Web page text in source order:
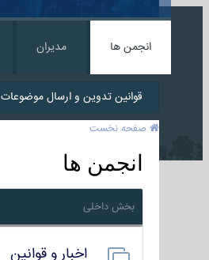
انجمن ها مدیران
قوانین تدوین و ارسال موضوعات
صفحه نخست
انجمن ها
بخش داخلی
اخبار و قوانین